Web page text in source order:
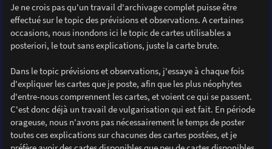
Je ne crois pas qu'un travail d'archivage complet puisse être
effectué sur le topic des prévisions et observations. A certaines
occasions, nous inondons ici le topic de cartes utilisables a
posteriori, le tout sans explications, juste la carte brute.
Dans le topic prévisions et observations, j'essaye à chaque fois
d'expliquer les cartes que je poste, afin que les plus néophytes
d'entre-nous comprennent les cartes, et voient ce qui se passent.
C'est donc déjà un travail de vulgarisation qui est fait. En période
orageuse, nous n'avons pas nécessairement le temps de poster
toutes ces explications sur chacunes des cartes postées, et je